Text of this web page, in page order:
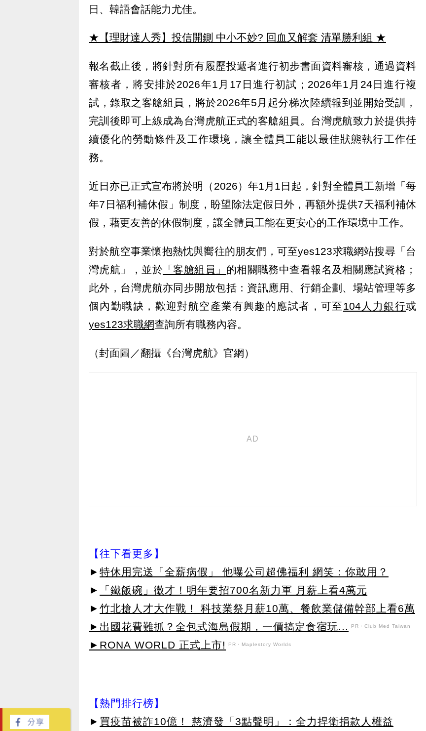
日、韓語會話能力尤佳。
★【理財達人秀】投信開鍘 中小不妙? 回血又解套 清單勝利組 ★
報名截止後，將針對所有履歷投遞者進行初步書面資料審核，通過資料
審核者，將安排於2026年1月17日進行初試；2026年1月24日進行複
試，錄取之客艙組員，將於2026年5月起分梯次陸續報到並開始受訓，
完訓後即可上線成為台灣虎航正式的客艙組員。台灣虎航致力於提供持
續優化的勞動條件及工作環境，讓全體員工能以最佳狀態執行工作任
務。
近日亦已正式宣布將於明（2026）年1月1日起，針對全體員工新增「每
年7日福利補休假」制度，盼望除法定假日外，再額外提供7天福利補休
假，藉更友善的休假制度，讓全體員工能在更安心的工作環境中工作。
對於航空事業懷抱熱忱與嚮往的朋友們，可至yes123求職網站搜尋「台
灣虎航」，並於 「客艙組員」 的相關職務中查看報名及相關應試資格；
此外，台灣虎航亦同步開放包括：資訊應用、行銷企劃、場站管理等多
個內勤職缺，歡迎對航空產業有興趣的應試者，可至104人力銀行或
yes123求職網查詢所有職務內容。
（封面圖／翻攝《台灣虎航》官網）
【往下看更多】
► 特休用完送「全薪病假」 他曝公司超佛福利 網笑：你敢用？
►
「鐵飯碗」徵才！明年要招700名新力軍 月薪上看4萬元
► 竹北搶人才大作戰！ 科技業祭月薪10萬、餐飲業儲備幹部上看6萬
►出國花費難抓？全包式海島假期，一價搞定食宿玩...
PR・Club Med Taiwan
►RONA WORLD 正式上市! PR・Maplestory Worlds
【熱門排行榜】
► 買疫苗被詐10億！ 慈濟發「3點聲明」：全力捍衛捐款人權益